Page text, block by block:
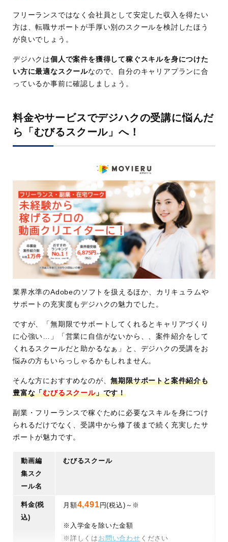
フリーランスではなく会社員として安定した収入を得たい
方は、転職サポートが手厚い別のスクールを検討したほう
が良いでしょう。
デジハクは個人で案件を獲得して稼ぐスキルを身につけた
い方に最適なスクールなので、自分のキャリアプランに合
っているか事前に確認しましょう。
料金やサービスでデジハクの受講に悩んだ
ら「むびるスクール」へ！
業界水準のAdobeのソフトを扱えるほか、カリキュラムや
サポートの充実度もデジハクの魅力でした。
ですが、「無期限でサポートしてくれるとキャリアづくり
に心強い…」「営業に自信がないから、、案件紹介をして
くれるスクールだと助かるなぁ」と、デジハクの受講をお
悩みの方もいらっしゃるかもしれません。
そんな方におすすめなのが、無期限サポートと案件紹介も
豊富な「むびるスクール」です！
副業・フリーランスで稼ぐために必要なスキルを身につけ
られるだけでなく、受講中から修了後まで続く充実したサ
ポートが魅力です。
動画編
集スク
ール名
むびるスクール
料金(税
込)
月額4,491円(税込)～※
※入学金を除いた金額
※詳しくは お問い合わせ ください